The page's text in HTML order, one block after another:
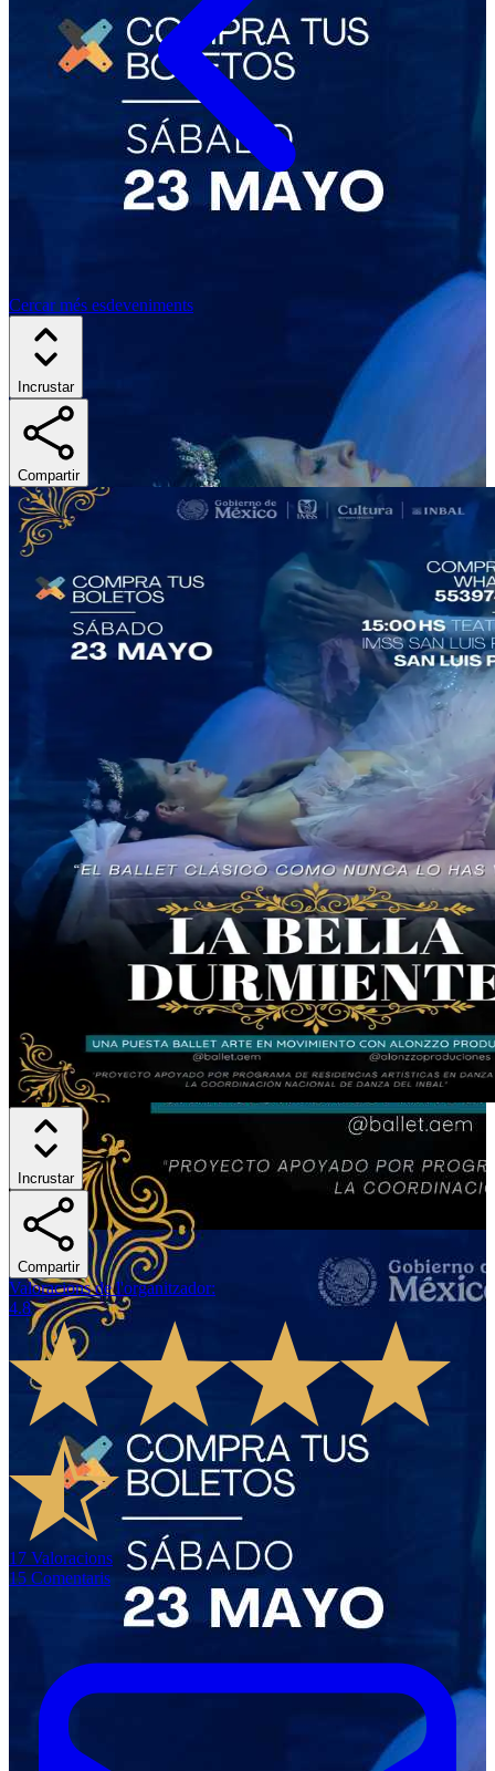
Cercar més esdeveniments
Incrustar
Compartir
Incrustar
Compartir
Valoracions de l'organitzador:
4.8
17 Valoracions
15 Comentaris